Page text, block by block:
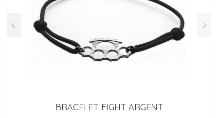
BRACELET FIGHT ARGENT